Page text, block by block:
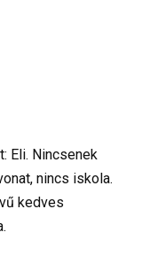
Eli. Nincsenek
nincs iskola.
kedves